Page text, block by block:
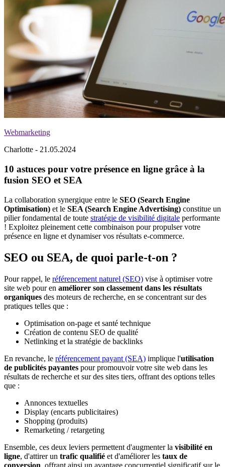
Webmarketing
Charlotte - 21.05.2024
10 astuces pour votre présence en ligne grâce à la
fusion SEO et SEA
La collaboration synergique entre le SEO (Search Engine
Optimisation) et le SEA (Search Engine Advertising) constitue un
pilier fondamental de toute stratégie de visibilité digitale performante
! Exploitez pleinement cette combinaison pour propulser votre
présence en ligne et dynamiser vos résultats e-commerce.
SEO ou SEA, de quoi parle-t-on ?
Pour rappel, le référencement naturel (SEO) vise à optimiser votre
site web pour en améliorer son classement dans les résultats
organiques des moteurs de recherche, en se concentrant sur des
pratiques telles que :
Optimisation on-page et santé technique
Création de contenu SEO de qualité
Netlinking et la stratégie de backlinks
En revanche, le référencement payant (SEA) implique l'utilisation
de publicités payantes pour promouvoir votre site web dans les
résultats de recherche et sur des sites tiers, offrant des options telles
que :
Annonces textuelles
Display (encarts publicitaires)
Shopping (produits)
Remarketing / retargeting
Ensemble, ces deux leviers permettent d'augmenter la visibilité en
ligne, d'attirer un trafic qualifié et d'améliorer les taux de
conversion , offrant ainsi un avantage concurrentiel significatif sur le